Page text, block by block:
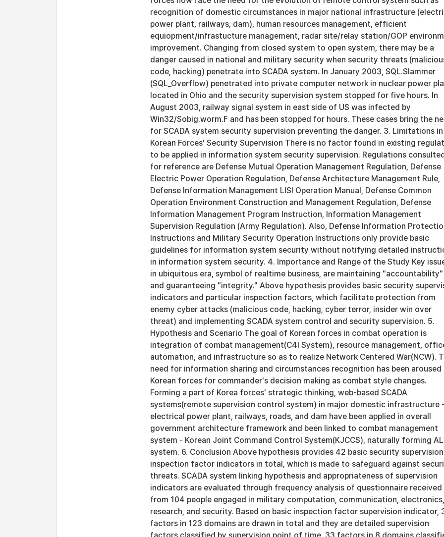
recognition of domestic circumstances in major national infrastructure
power plant, railways, dam), human resources management, efficient
equiopment/infrastucture management, radar site/relay station/GOP
improvement. Changing from closed system to open system, there may be a
danger caused in national and military security when security threats
code, hacking) penetrate into SCADA system. In January 2003, SQL.Slammer
(SQL_Overflow) penetrated into private computer network in nuclear power
located in Ohio and the security supervision system stopped for five hours. In
August 2003, railway signal system in east side of US was infected by
Win32/Sobig.worm.F and has been stopped for hours. These cases bring the
for SCADA system security supervision preventing the danger. 3. Limitations in
Korean Forces' Security Supervision There is no factor found in existing
to be applied in information system security supervision. Regulations
for reference are Defense Mutual Operation Management Regulation, Defense
Electric Power Operation Regulation, Defense Architecture Management Rule,
Defense Information Management LISI Operation Manual, Defense Common
Operation Environment Construction and Management Regulation, Defense
Information Management Program Instruction, Information Management
Supervision Regulation (Army Regulation). Also, Defense Information
Instructions and Military Security Operation Instructions only provide basic
guidelines for information system security without notifying detailed
in information system security. 4. Importance and Range of the Study Key
in ubiquitous era, symbol of realtime business, are maintaining "accountability"
and guaranteeing "integrity." Above hypothesis provides basic security
indicators and particular inspection factors, which facilitate protection from
enemy cyber attacks (malicious code, hacking, cyber terror, insider win over
threat) and implementing SCADA system control and security supervision. 5.
Hypothesis and Scenario The goal of Korean forces in combat operation is
integration of combat management(C4I System), resource management,
automation, and infrastructure so as to realize Network Centered War(NCW).
need for information sharing and circumstances recognition has been aroused
Korean forces for commander's decision making as combat style changes.
Forming a part of Korea forces' strategic thinking, web-based SCADA
systems(remote supervision control system) in major domestic infrastructure -
electrical power plant, railways, roads, and dam have been applied in overall
government architecture framework and been linked to combat management
system - Korean Joint Command Control System(KJCCS), naturally forming
system. 6. Conclusion Above hypothesis provides 42 basic security supervision
inspection factor indicators in total, which is made to safeguard against
threats. SCADA system linking hypothesis and appropriateness of supervision
indicators are evaluated through frequency analysis of questionnaire received
from 104 people engaged in military computation, communication, electronics,
research, and security. Based on basic inspection factor supervision indicator,
factors in 123 domains are drawn in total and they are detailed supervision